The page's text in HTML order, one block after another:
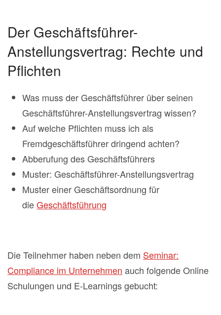
Der Geschäftsführer-
Anstellungsvertrag: Rechte und
Pflichten
Was muss der Geschäftsführer über seinen
Geschäftsführer-Anstellungsvertrag wissen?
Auf welche Pflichten muss ich als
Fremdgeschäftsführer dringend achten?
Abberufung des Geschäftsführers
Muster: Geschäftsführer-Anstellungsvertrag
Muster einer Geschäftsordnung für
dieGeschäftsführung
Die Teilnehmer haben neben dem Seminar:
Compliance im Unternehmen auch folgende Online
Schulungen und E-Learnings gebucht: